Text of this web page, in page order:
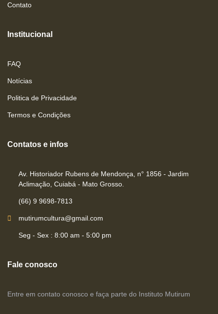
Contato
Institucional
FAQ
Notícias
Politica de Privacidade
Termos e Condições
Contatos e infos
Av. Historiador Rubens de Mendonça, n° 1856 - Jardim
Aclimação, Cuiabá - Mato Grosso.
(66) 9 9698-7813
mutirumcultura@gmail.com
Seg - Sex : 8:00 am - 5:00 pm
Fale conosco
Entre em contato conosco e faça parte do Instituto Mutirum